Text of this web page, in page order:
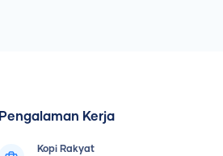
Pengalaman Kerja
Kopi Rakyat